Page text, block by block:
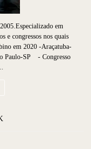
em
e congressos nos quais
em 2020 -Araçatuba-
Paulo-SP - Congresso